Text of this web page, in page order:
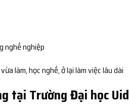
nghề nghiệp
làm, học nghề, ở lại làm việc lâu dài
tại Trường Đại học